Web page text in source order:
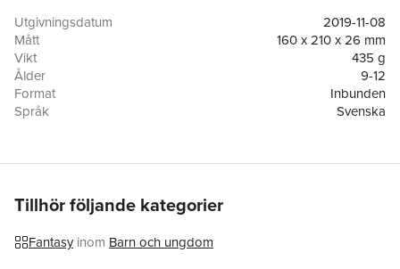
den ena Hogwartseleven efter den andra. Är det Harrys fiende,
Draco Malfoy, som ligger bakom? Eller är det den som alla på
Hogwarts misstänker - Harry Potter själv?
Utgivningsdatum
2019-11-08
Mått
160 x 210 x 26 mm
Vikt
435 g
Ålder
9-12
Format
Inbunden
Språk
Svenska
Antal sidor
360
Förlag
ISBN
Miljömärkning
Tillhör följande kategorier
Fantasy inom Barn och ungdom